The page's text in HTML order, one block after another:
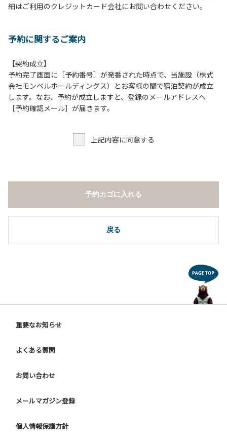
８.炭火の利用後は炭の鎮火の確認をお願いいたします。
テントの設営、テーブル・椅子の持ち出しは禁止です。
【ロッジご利用上の注意事項ならびに禁止事項】
１.動物（ペット類）の同伴はご遠慮願います。
２.安全管理上、お子様の単独での行動はご遠慮ください。
３.調度品などの持ち出しはしないでください。
６.周囲に迷惑となるような行為（夜間の大声での談笑等）や
床面から高さ60cm以上離してご利用ください。
８.炭火の利用後は炭の鎮火の確認をお願いいたします。
９.BBQ台（BBQコンロやグリル）の貸出はございません。
10.駐車場や芝生スペースを含め、コテージ周辺でのタープ・
テントの設営、テーブル・椅子の持ち出しは禁止です。
２.安全管理上、お子様の単独での行動はご遠慮ください。
４.ご訪問客とのサイト内での面会はご遠慮願います。
６.周囲に迷惑となるような行為（夜間の大声での談笑等）や
７.BBQ台（BBQコンロやグリル）は床面から高さ60cm以上
さい。
９ ユニットハウス内のシンクでは、コンロや網などの洗浄は
細はご利用のクレジットカード会社にお問い合わせください。
予約に関するご案内
【契約成立】
予約完了画面に［予約番号］が発番された時点で、当施設（株式
会社モンベルホールディングス）とお客様の間で宿泊契約が成立
します。なお、予約が成立しますと、登録のメールアドレスへ
［予約確認メール］が届きます。
上記内容に同意する
戻る
予約カゴに入れる
重要なお知らせ
よくある質問
お問い合わせ
メールマガジン登録
個人情報保護方針